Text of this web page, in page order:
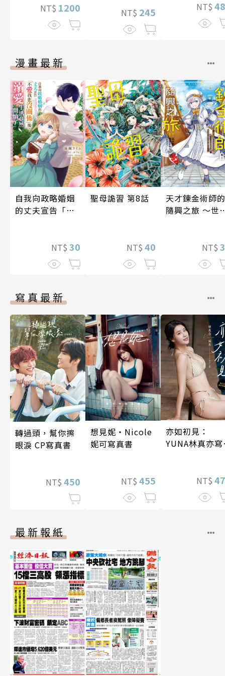
NT$ 1200 NT$ 245 NT$
漫畫最新
自我向政略婚姻
的丈夫宣告「不
然開始了 第8話
NT$ 30
聖母詭習 第8話
NT$ 40
天才鍊金術師的
隨興之旅 ～世
後的世界甦醒，
藉由製作藥水受
捧為聖女大人～
NT$
寫真最新
轉過頭，幫你擦
眼淚 CP寫真書
NT$ 450
想見妮‧Nicole
妮可寫真書
NT$ 455
亦如初見：
YUNA林真亦寫
NT$
最新報紙